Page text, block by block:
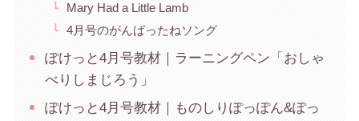
Mary Had a Little Lamb
4月号のがんばったねソング
ぽけっと4月号教材｜ラーニングペン「おしゃ
べりしまじろう」
ぽけっと4月号教材｜ものしりぽっぽん&ぽっ